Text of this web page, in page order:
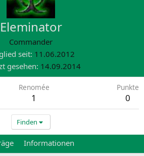
Eleminator
Commander
seit 11.06.2012
gesehen 14.09.2014
Renomée
1
Punkte
0
Finden
Informationen